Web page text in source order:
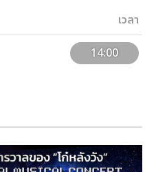
เวลา
14:00